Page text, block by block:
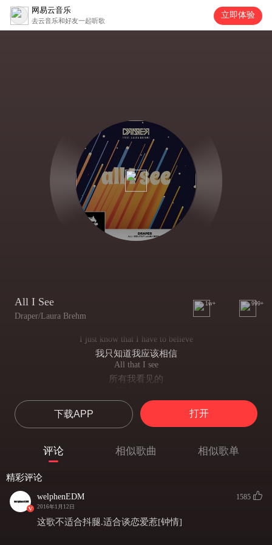
网易云音乐
去云音乐和好友一起听歌
立即体验
All I See
Draper/Laura Brehm
1w+ 999+
I just know that I have to believe
我只知道我应该相信
All that I see
所有我看见的
我看见的所有
I woke up in a different place
我在不同的地方苏醒
然后我离开在我再次沉睡之前
That this day would make me alive
I just know
下载APP 打开
评论 相似歌曲 相似歌单
精彩评论
welphenEDM
2016年1月12日
1585
这歌不适合抖腿.适合谈恋爱惹[钟情]